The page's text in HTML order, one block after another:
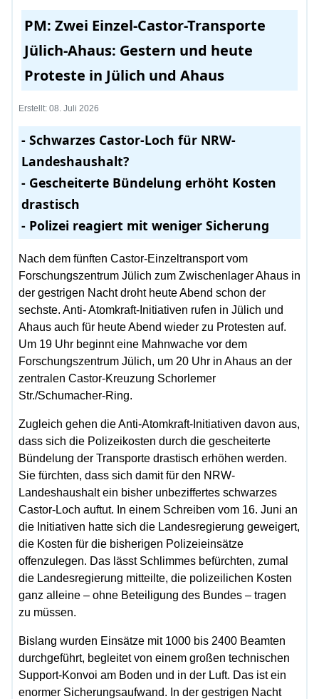
PM: Zwei Einzel-Castor-Transporte
Jülich-Ahaus: Gestern und heute
Proteste in Jülich und Ahaus
Erstellt: 08. Juli 2026
- Schwarzes Castor-Loch für NRW-
Landeshaushalt?
- Gescheiterte Bündelung erhöht Kosten
drastisch
- Polizei reagiert mit weniger Sicherung
Nach dem fünften Castor-Einzeltransport vom
Forschungszentrum Jülich zum Zwischenlager Ahaus in
der gestrigen Nacht droht heute Abend schon der
sechste. Anti- Atomkraft-Initiativen rufen in Jülich und
Ahaus auch für heute Abend wieder zu Protesten auf.
Um 19 Uhr beginnt eine Mahnwache vor dem
Forschungszentrum Jülich, um 20 Uhr in Ahaus an der
zentralen Castor-Kreuzung Schorlemer
Str./Schumacher-Ring.
Zugleich gehen die Anti-Atomkraft-Initiativen davon aus,
dass sich die Polizeikosten durch die gescheiterte
Bündelung der Transporte drastisch erhöhen werden.
Sie fürchten, dass sich damit für den NRW-
Landeshaushalt ein bisher unbeziffertes schwarzes
Castor-Loch auftut. In einem Schreiben vom 16. Juni an
die Initiativen hatte sich die Landesregierung geweigert,
die Kosten für die bisherigen Polizeieinsätze
offenzulegen. Das lässt Schlimmes befürchten, zumal
die Landesregierung mitteilte, die polizeilichen Kosten
ganz alleine – ohne Beteiligung des Bundes – tragen
zu müssen.
Bislang wurden Einsätze mit 1000 bis 2400 Beamten
durchgeführt, begleitet von einem großen technischen
Support-Konvoi am Boden und in der Luft. Das ist ein
enormer Sicherungsaufwand. In der gestrigen Nacht